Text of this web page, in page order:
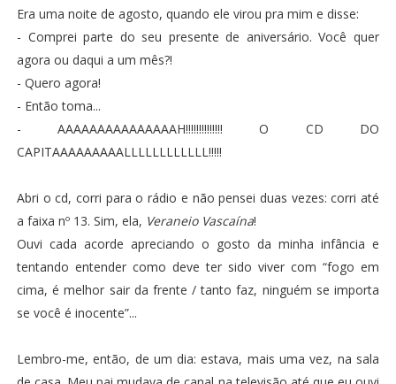
Era uma noite de agosto, quando ele virou pra mim e disse:
- Comprei parte do seu presente de aniversário. Você quer
agora ou daqui a um mês?!
- Quero agora!
- Então toma...
- AAAAAAAAAAAAAAAH!!!!!!!!!!!!!! O CD DO
CAPITAAAAAAAAALLLLLLLLLLLL!!!!!
Abri o cd, corri para o rádio e não pensei duas vezes: corri até
a faixa nº 13. Sim, ela, Veraneio Vascaína!
Ouvi cada acorde apreciando o gosto da minha infância e
tentando entender como deve ter sido viver com “fogo em
cima, é melhor sair da frente / tanto faz, ninguém se importa
se você é inocente”...
Lembro-me, então, de um dia: estava, mais uma vez, na sala